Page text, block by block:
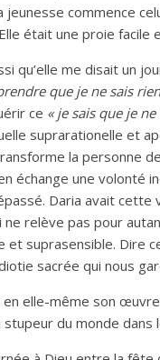
commence
était une proie
qu’elle me disait un
que je ne sais
ce « je sais que je
suprarationelle et
la personne
échange une volonté
Daria avait cette
relève pas pour
suprasensible. Dire
sacrée qui nous
en elle-même son
du monde